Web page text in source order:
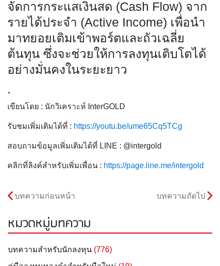
จัดการกระแสเงินสด (Cash Flow) จาก
รายได้ประจำ (Active Income) เพื่อนำ
มาทยอยเติมเข้าพอร์ตและถัวเฉลี่ย
ต้นทุน ซึ่งจะช่วยให้การลงทุนเติบโตได้
อย่างมั่นคงในระยะยาว
.
เขียนโดย : นักวิเคราะห์ InterGOLD
รับชมเพิ่มเติมได้ที่ : https://youtu.be/ume65Cq5TCg
สอบถามข้อมูลเพิ่มเติมได้ที่ LINE : @intergold
คลิกที่ลิงค์สำหรับเพิ่มเพื่อน : https://page.line.me/intergold
บทความก่อนหน้า บทความถัดไป
หมวดหมู่บทความ
บทความสำหรับนักลงทุน (776)